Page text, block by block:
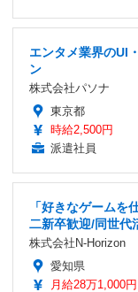
エンタメ業界のUI
ン
株式会社パソナ
東京都
時給2,500円
派遣社員
「好きなゲームを
二新卒歓迎/同世代
株式会社N-Horizon
愛知県
月給28万1,000